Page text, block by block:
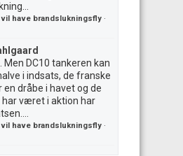
have brandslukningsfly ·
Men DC10 tankeren kan
i indsats, de franske
en dråbe i havet og de
har været i aktion har
have brandslukningsfly ·